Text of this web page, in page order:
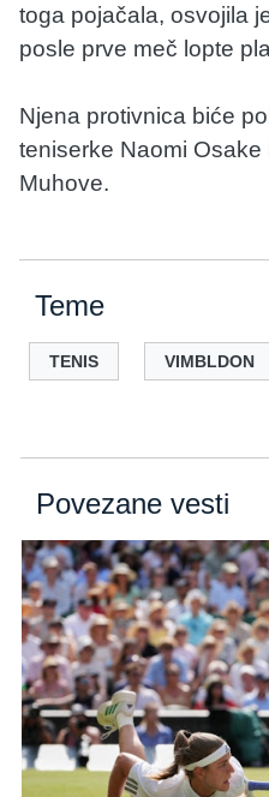
toga pojačala, osvojila
posle prve meč lopte
Njena protivnica biće
teniserke Naomi Osake
Muhove.
Teme
TENIS VIMBLDON
Povezane vesti